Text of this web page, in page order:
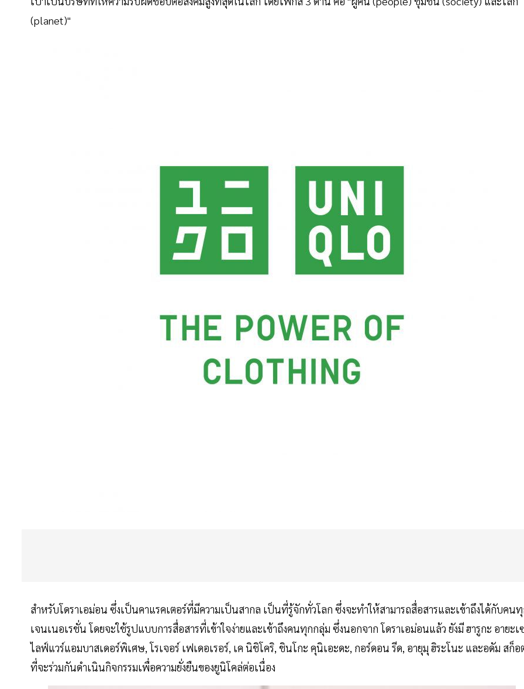
(planet)"
สำหรับโดราเอม่อน ซึ่งเป็นคาแรคเตอร์ที่มีความเป็นสากล เป็นที่รู้จักทั่วโลก ซึ่งจะทำให้สามารถสื่อสารและเข้าถึงได้กับคน
เจนเนอเรชั่น โดยจะใช้รูปแบบการสื่อสารที่เข้าใจง่ายและเข้าถึงคนทุกกลุ่ม ซึ่งนอกจาก โดราเอม่อนแล้ว ยังมี ฮารูกะ อายะเ
ไลฟ์แวร์แอมบาสเดอร์พิเศษ, โรเจอร์ เฟเดอเรอร์, เค นิชิโคริ, ชินโกะ คุนิเอะดะ, กอร์ดอน รีด, อายุมุ ฮิระโนะ และอดัม สก็อ
ที่จะร่วมกันดำเนินกิจกรรมเพื่อความยั่งยืนของยูนิโคล่ต่อเนื่อง